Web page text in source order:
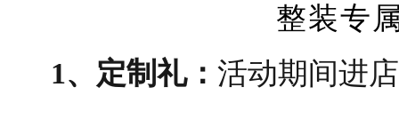
整装专
1、 定制礼： 活动期间进